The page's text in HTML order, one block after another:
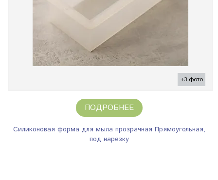
+3 фото
ПОДРОБНЕЕ
Силиконовая форма для мыла прозрачная Прямоугольная,
под нарезку